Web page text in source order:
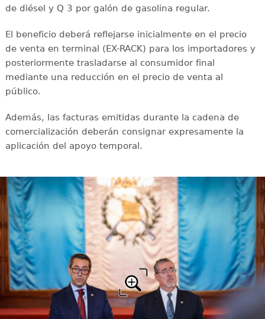
de diésel y Q 3 por galón de gasolina regular.
El beneficio deberá reflejarse inicialmente en el precio
de venta en terminal (EX-RACK) para los importadores y
posteriormente trasladarse al consumidor final
mediante una reducción en el precio de venta al
público.
Además, las facturas emitidas durante la cadena de
comercialización deberán consignar expresamente la
aplicación del apoyo temporal.